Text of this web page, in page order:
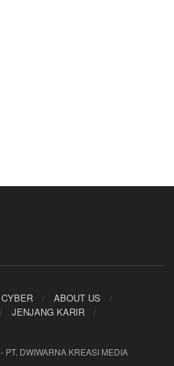
ABOUT US
JENJANG KARIR
DWIWARNA KREASI MEDIA